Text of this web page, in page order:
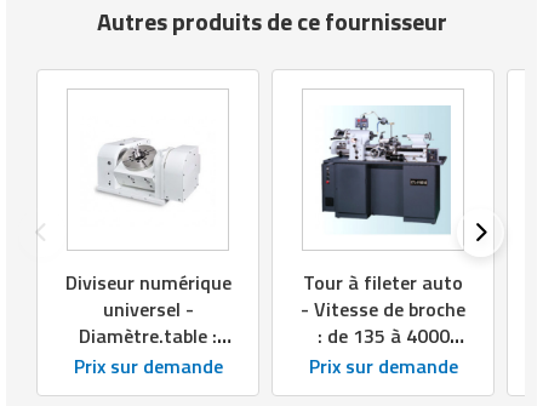
Autres produits de ce fournisseur
Diviseur numérique
universel -
Diamètre.table :
100 à 320 mm -
Alésage : 30 à 110
Prix sur demande
Tour à fileter auto
- Vitesse de broche
: de 135 à 4000
tours/min
Prix sur demande